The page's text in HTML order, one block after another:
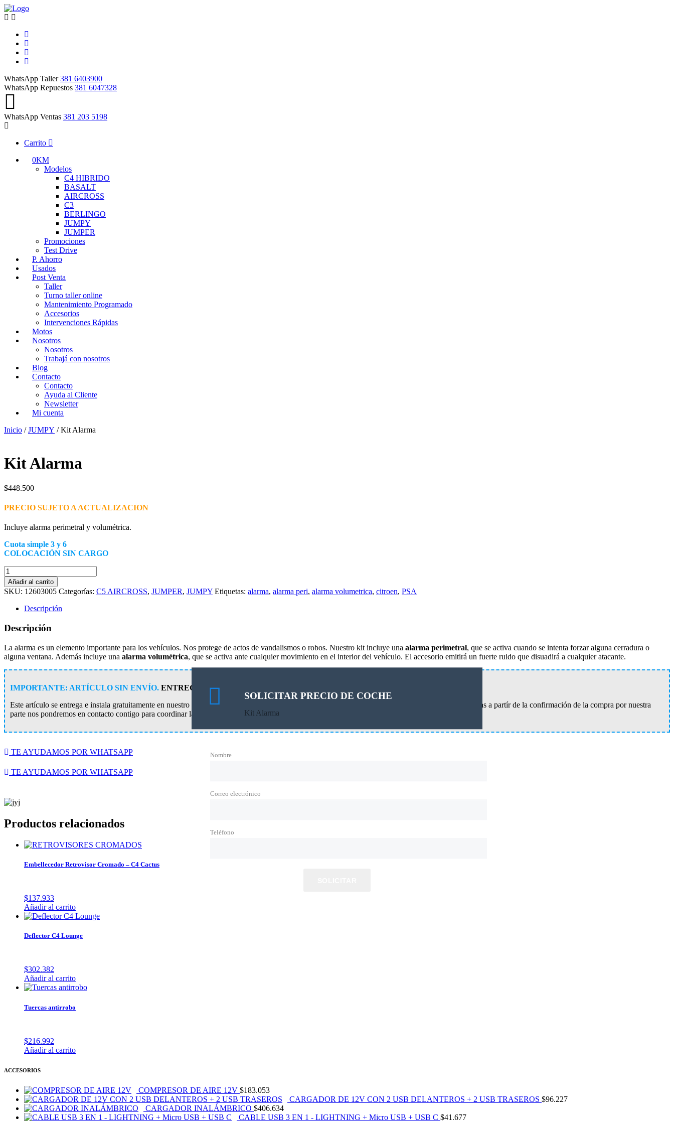
WhatsApp Taller381 6403900
WhatsApp Repuestos 381 6047328
WhatsApp Ventas 381 203 5198
Carrito
0KM
Modelos
C4 HIBRIDO
BASALT
AIRCROSS
C3
BERLINGO
JUMPY
JUMPER
Promociones
Test Drive
P. Ahorro
Usados
Post Venta
Taller
Turno taller online
Mantenimiento Programado
Accesorios
Intervenciones Rápidas
Motos
Nosotros
Nosotros
Trabajá con nosotros
Blog
Contacto
Contacto
Ayuda al Cliente
Newsletter
Mi cuenta
Inicio /JUMPY / Kit Alarma
Kit Alarma
$448.500
PRECIO SUJETO A ACTUALIZACION
Incluye alarma perimetral y volumétrica.
Cuota simple 3 y 6
COLOCACIÓN SIN CARGO
Kit
Alarma
cantidad
Añadir al carrito
SKU: 12603005 Categorías: C5 AIRCROSS, JUMPER, JUMPY Etiquetas: alarma, alarma peri, alarma volumetrica, citroen, PSA
Descripción
Descripción
La alarma es un elemento importante para los vehículos. Nos protege de actos de vandalismos o robos. Nuestro kit incluye una alarma perimetral, que se activa cuando se intenta forzar alguna cerradura o
alguna ventana. Además incluye una alarma volumétrica, que se activa ante cualquier movimiento en el interior del vehículo. El accesorio emitirá un fuerte ruido que disuadirá a cualquier atacante.
IMPORTANTE: ARTÍCULO SIN ENVÍO. ENTREGA/INSTALACIÓN EN AGENCIA
Este artículo se entrega e instala gratuitamente en nuestro concesionario de Avda. 24 de Septiembre 1398 – Tucumán. En un plazo máximo de 72 horas a partír de la confirmación de la compra por nuestra
parte nos pondremos en contacto contigo para coordinar la entrega del mismo.
TE AYUDAMOS POR WHATSAPP
TE AYUDAMOS POR WHATSAPP
Productos relacionados
Embellecedor Retrovisor Cromado – C4 Cactus
$137.933
Añadir al carrito
Deflector C4 Lounge
$302.382
Añadir al carrito
Tuercas antirrobo
$216.992
Añadir al carrito
ACCESORIOS
COMPRESOR DE AIRE 12V $183.053
CARGADOR DE 12V CON 2 USB DELANTEROS + 2 USB TRASEROS $96.227
CARGADOR INALÁMBRICO $406.634
CABLE USB 3 EN 1 - LIGHTNING + Micro USB + USB C $41.677
SOLICITAR PRECIO DE COCHE
Kit Alarma
Nombre
Correo electrónico
Teléfono